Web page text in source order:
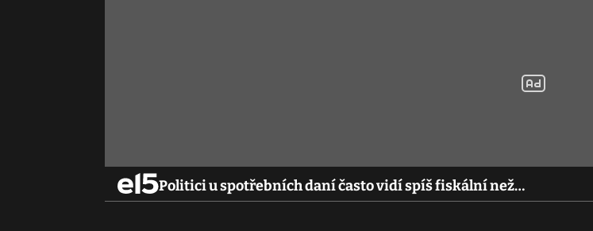
Politici u spotřebních daní často vidí spíš fiskální než…